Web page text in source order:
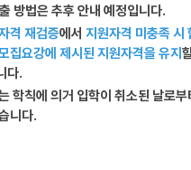
방법은 추후 안내 예정입니다.
격 재검증에서 지원자격 미충족 시
집요강에 제시된 지원자격을 유지
다.
학칙에 의거 입학이 취소된 날로
니다.